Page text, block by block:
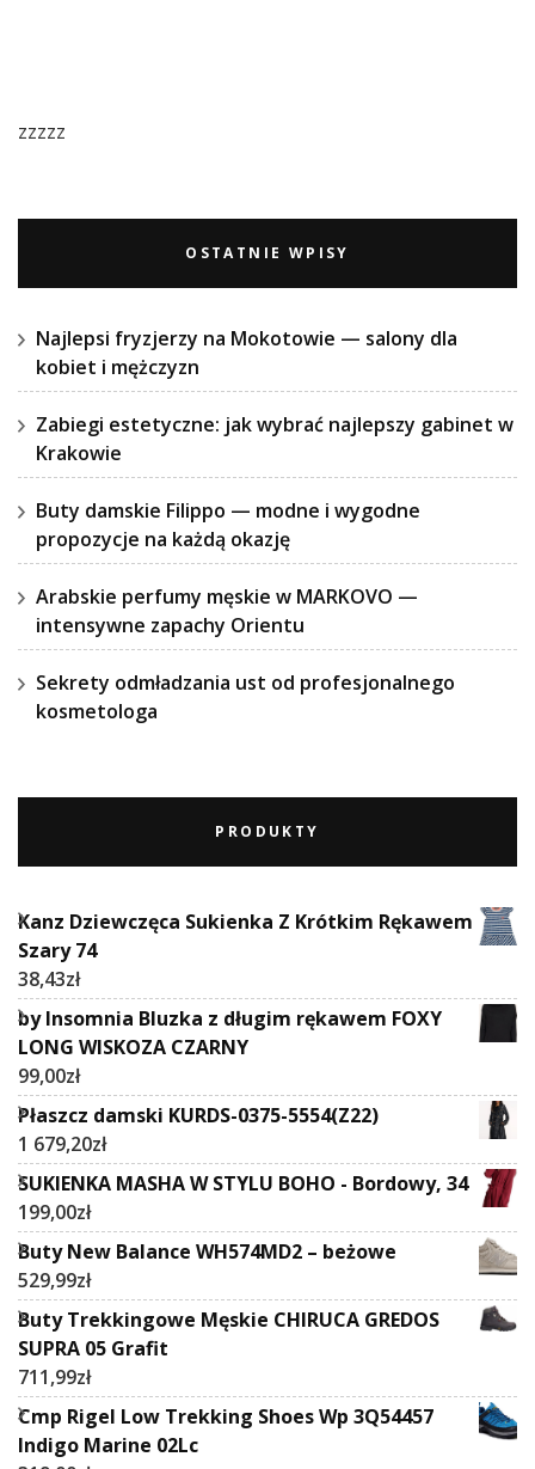
zzzzz
OSTATNIE WPISY
Najlepsi fryzjerzy na Mokotowie — salony dla
kobiet i mężczyzn
Zabiegi estetyczne: jak wybrać najlepszy gabinet w
Krakowie
Buty damskie Filippo — modne i wygodne
propozycje na każdą okazję
Arabskie perfumy męskie w MARKOVO —
intensywne zapachy Orientu
Sekrety odmładzania ust od profesjonalnego
kosmetologa
PRODUKTY
Kanz Dziewczęca Sukienka Z Krótkim Rękawem
Szary 74
38,43zł
by Insomnia Bluzka z długim rękawem FOXY
LONG WISKOZA CZARNY
99,00zł
Płaszcz damski KURDS-0375-5554(Z22)
1 679,20zł
SUKIENKA MASHA W STYLU BOHO - Bordowy, 34
199,00zł
Buty New Balance WH574MD2 – beżowe
529,99zł
Buty Trekkingowe Męskie CHIRUCA GREDOS
SUPRA 05 Grafit
711,99zł
Cmp Rigel Low Trekking Shoes Wp 3Q54457
Indigo Marine 02Lc